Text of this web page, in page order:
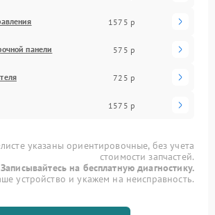
1575 р
панели 575 р
725 р
1575 р
указаны ориентировочные, без учета
стоимости запчастей.
Записывайтесь на бесплатную диагностику.
устройство и укажем на неисправность.